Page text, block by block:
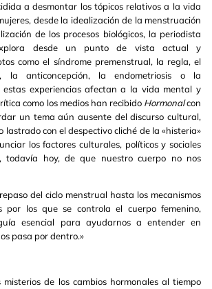
a desmontar los tópicos relativos a la vida
desde la idealización de la menstruación
de los procesos biológicos, la periodista
desde un punto de vista actual y
como el síndrome premenstrual, la regla, el
la anticoncepción, la endometriosis o la
estas experiencias afectan a la vida mental y
como los medios han recibido Hormonalcon
un tema aún ausente del discurso cultural,
lastrado con el despectivo cliché de la «histeria»
los factores culturales, políticos y sociales
todavía hoy, de que nuestro cuerpo no nos
del ciclo menstrual hasta los mecanismos
por los que se controla el cuerpo femenino,
esencial para ayudarnos a entender en
pasa por dentro.»
misterios de los cambios hormonales al tiempo